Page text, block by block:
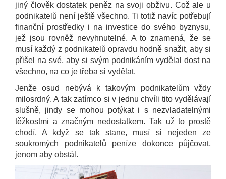
jiný člověk dostatek peněz na svoji obživu. Což ale u
podnikatelů není ještě všechno. Ti totiž navíc potřebují
finanční prostředky i na investice do svého byznysu,
jež jsou rovněž nevyhnutelné. A to znamená, že se
musí každý z podnikatelů opravdu hodně snažit, aby si
přišel na své, aby si svým podnikáním vydělal dost na
všechno, na co je třeba si vydělat.
Jenže osud nebývá k takovým podnikatelům vždy
milosrdný. A tak zatímco si v jednu chvíli tito vydělávají
slušně, jindy se mohou potýkat i s nezvladatelnými
těžkostmi a značným nedostatkem. Tak už to prostě
chodí. A když se tak stane, musí si nejeden ze
soukromých podnikatelů peníze dokonce půjčovat,
jenom aby obstál.